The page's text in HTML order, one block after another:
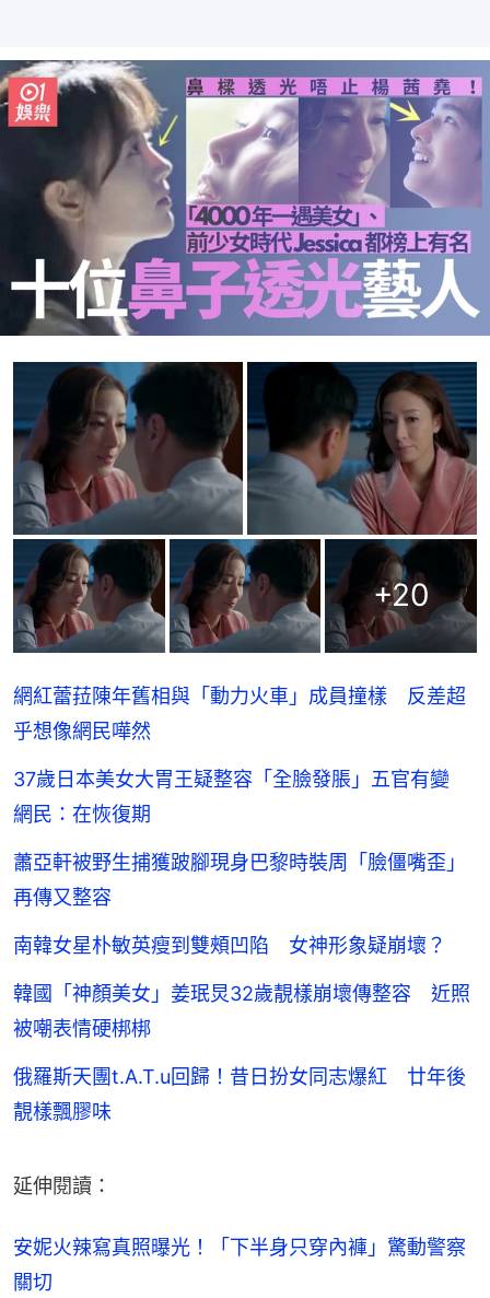
+20
網紅蕾菈陳年舊相與「動力火車」成員撞樣 反差超
乎想像網民嘩然
37歲日本美女大胃王疑整容「全臉發脹」五官有變
網民：在恢復期
蕭亞軒被野生捕獲跛腳現身巴黎時裝周「臉僵嘴歪」
再傳又整容
南韓女星朴敏英瘦到雙頰凹陷 女神形象疑崩壞？
韓國「神顏美女」姜珉炅32歲靚樣崩壞傳整容 近照
被嘲表情硬梆梆
俄羅斯天團t.A.T.u回歸！昔日扮女同志爆紅 廿年後
靚樣飄膠味
延伸閱讀：
安妮火辣寫真照曝光！「下半身只穿內褲」驚動警察
關切